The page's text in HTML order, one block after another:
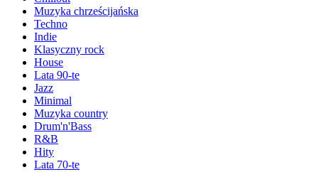
Muzyka chrześcijańska
Techno
Indie
Klasyczny rock
House
Lata 90-te
Jazz
Minimal
Muzyka country
Drum'n'Bass
R&B
Hity
Lata 70-te